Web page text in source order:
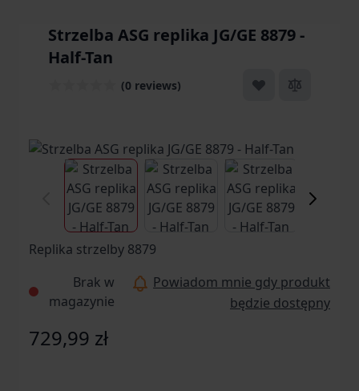
Strzelba ASG replika JG/GE 8879 -
Half-Tan
(0 reviews)
View larger imageView larger imageView larger
Replika strzelby 8879
Brak w
magazynie
Powiadom mnie gdy produkt
będzie dostępny
729,99 zł